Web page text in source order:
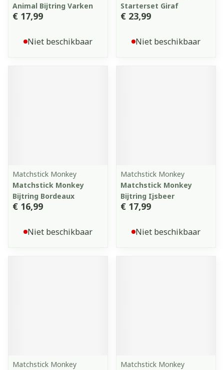
Animal Bijtring Varken
€ 17,99
Niet beschikbaar
Starterset Giraf
€ 23,99
Niet beschikbaar
Matchstick Monkey
Matchstick Monkey
Bijtring Bordeaux
€ 16,99
Niet beschikbaar
Matchstick Monkey
Matchstick Monkey
Bijtring Ijsbeer
€ 17,99
Niet beschikbaar
Matchstick Monkey
Matchstick Monkey